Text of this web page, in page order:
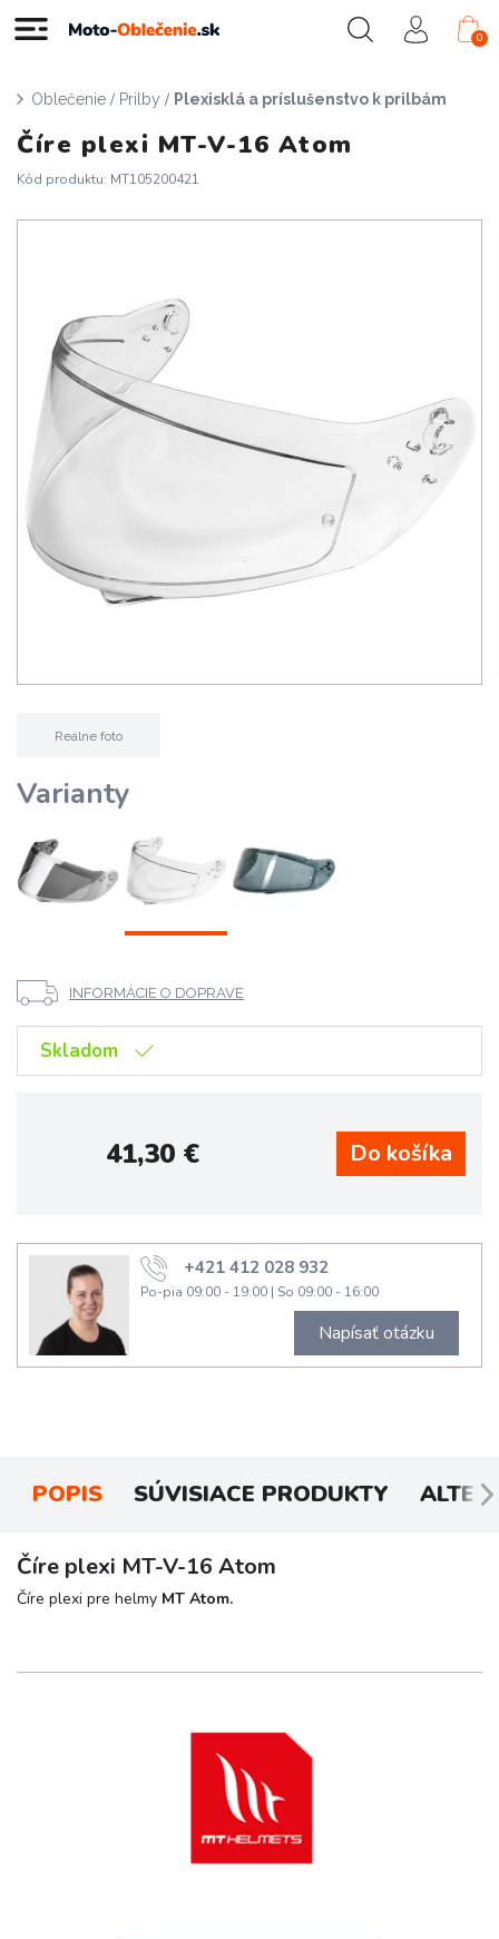
0
Oblečenie / Prilby / Plexisklá a príslušenstvo k prilbám
Číre plexi MT-V-16 Atom
Kód produktu: MT105200421
Reálne foto
Varianty
INFORMÁCIE O DOPRAVE
Skladom
41,30€
+421 412 028 932
Po-pia 09:00 - 19:00 | So 09:00 - 16:00
Napísať otázku
POPIS SÚVISIACE PRODUKTY
Číre plexi MT-V-16 Atom
Číre plexi pre helmy MT Atom.